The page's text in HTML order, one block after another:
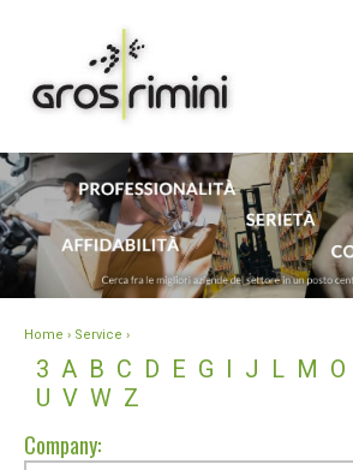
Home › Service ›
3 A B C D E G I J L M O
U V W Z
Company: